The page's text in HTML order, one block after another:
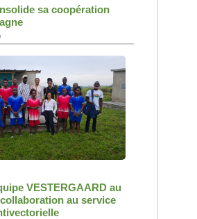
sa coopération
VESTERGAARD au
au service